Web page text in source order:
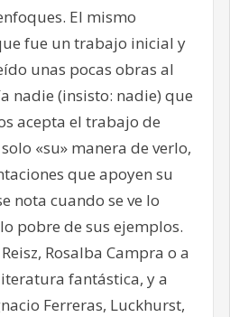
El mismo
fue un trabajo inicial y
unas pocas obras al
nadie (insisto: nadie) que
acepta el trabajo de
«su» manera de verlo,
que apoyen su
nota cuando se ve lo
pobre de sus ejemplos.
Rosalba Campra o a
fantástica, y a
Ferreras, Luckhurst,